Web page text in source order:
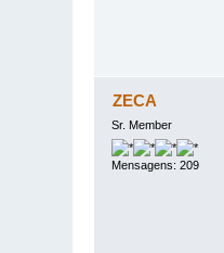
ZECA
Sr. Member
Mensagens: 209